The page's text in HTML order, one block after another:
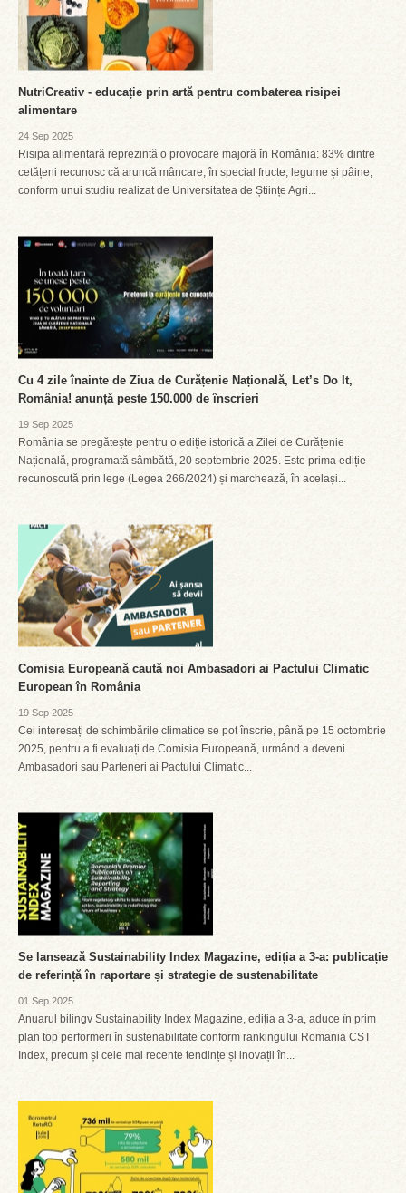
NutriCreativ - educație prin artă pentru combaterea risipei
alimentare
24 Sep 2025
Risipa alimentară reprezintă o provocare majoră în România: 83% dintre
cetățeni recunosc că aruncă mâncare, în special fructe, legume și pâine,
conform unui studiu realizat de Universitatea de Științe Agri...
Cu 4 zile înainte de Ziua de Curățenie Națională, Let’s Do It,
România! anunță peste 150.000 de înscrieri
19 Sep 2025
România se pregătește pentru o ediție istorică a Zilei de Curățenie
Națională, programată sâmbătă, 20 septembrie 2025. Este prima ediție
recunoscută prin lege (Legea 266/2024) și marchează, în același...
Comisia Europeană caută noi Ambasadori ai Pactului Climatic
European în România
19 Sep 2025
Cei interesați de schimbările climatice se pot înscrie, până pe 15 octombrie
2025, pentru a fi evaluați de Comisia Europeană, urmând a deveni
Ambasadori sau Parteneri ai Pactului Climatic...
Se lansează Sustainability Index Magazine, ediția a 3-a: publicație
de referință în raportare și strategie de sustenabilitate
01 Sep 2025
Anuarul bilingv Sustainability Index Magazine, ediția a 3-a, aduce în prim
plan top performeri în sustenabilitate conform rankingului Romania CST
Index, precum și cele mai recente tendințe și inovații în...